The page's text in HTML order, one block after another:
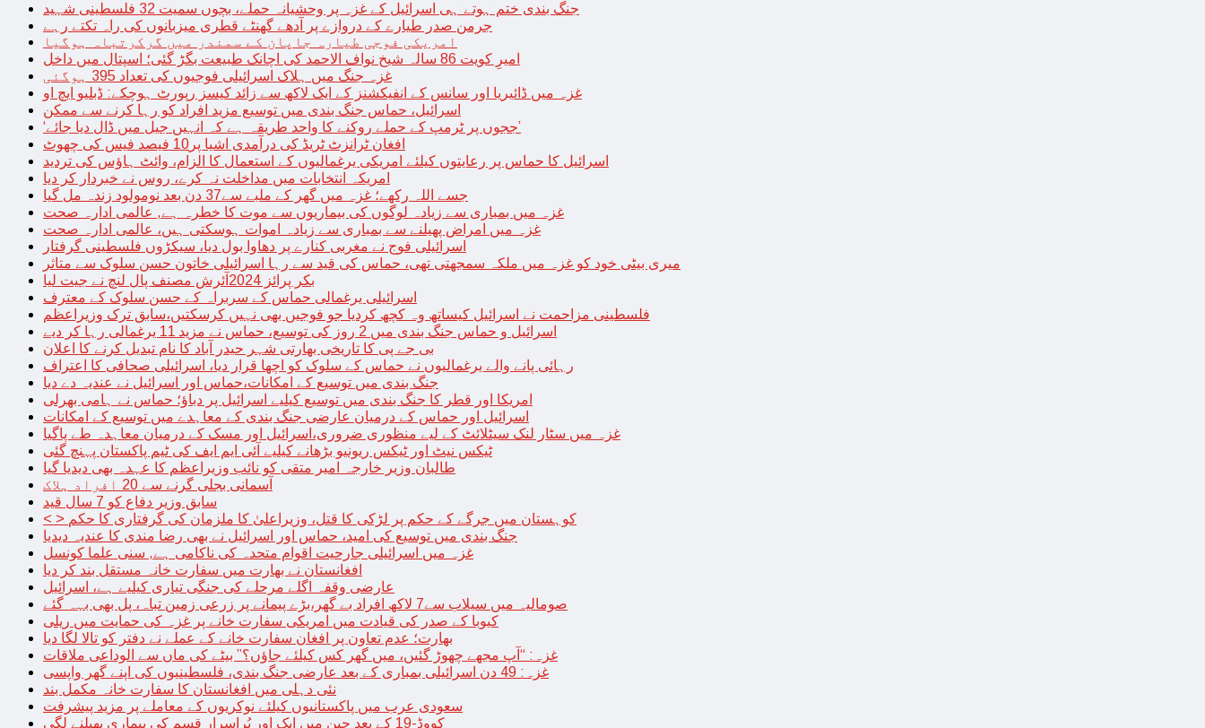
جنگ بندی ختم ہوتے ہی اسرائیل کے غزہ پر وحشیانہ حملے، بچوں سمیت 32 فلسطینی شہید
جرمن صدر طیارے کے دروازے پر آدھے گھنٹے قطری میزبانوں کی راہ تکتے رہے
امریکی فوجی طیارہ جاپان کے سمندر میں گرکرتباہ ہوگیا
امیرِ کویت 86 سالہ شیخ نواف الاحمد کی اچانک طبیعت بگڑ گئی؛ اسپتال میں داخل
غزہ جنگ میں ہلاک اسرائیلی فوجیوں کی تعداد 395 ہوگئی
غزہ میں ڈائیریا اور سانس کے انفیکشنز کے ایک لاکھ سے زائد کیسز رپورٹ ہوچکے: ڈبلیو ایچ او
اسرائیل، حماس جنگ بندی میں توسیع مزید افراد کو رہا کرنے سے ممکن
‘ججوں پر ٹرمپ کے حملے روکنے کا واحد طریقہ ہے کہ انہیں جیل میں ڈال دیا جائے’
افغان ٹرانزٹ ٹریڈ کی درآمدی اشیا پر10 فیصد فیس کی چھوٹ
اسرائیل کا حماس پر رعایتوں کیلئے امریکی یرغمالیوں کے استعمال کا الزام، وائٹ ہاؤس کی تردید
امریکہ انتخابات میں مداخلت نہ کرے، روس نے خبردار کر دیا
جسے اللہ رکھے؛ غزہ میں گھر کے ملبے سے37 دن بعد نومولود زندہ مل گیا
غزہ میں بمباری سے زیادہ لوگوں کی بیماریوں سے موت کا خطرہ ہے, عالمی ادارہ صحت
غزہ میں امراض پھیلنے سے بمباری سے زیادہ اموات ہوسکتی ہیں، عالمی ادارہ صحت
اسرائیلی فوج نے مغربی کنارے پر دھاوا بول دیا، سیکڑوں فلسطینی گرفتار
میری بیٹی خود کو غزہ میں ملکہ سمجھتی تھی، حماس کی قید سے رہا اسرائیلی خاتون حسن سلوک سے متاثر
بکر پرائز 2024آئرش مصنف پال لنچ نے جیت لیا
اسرائیلی یرغمالی حماس کے سربراہ کے حسن سلوک کے معترف
فلسطینی مزاحمت نے اسرائیل کیساتھ وہ کچھ کردیا جو فوجیں بھی نہیں کرسکتیں،سابق ترک وزیراعظم
اسرائیل و حماس جنگ بندی میں 2 روز کی توسیع، حماس نے مزید 11 یرغمالی رہا کر دیے
بی جے پی کا تاریخی بھارتی شہر حیدر آباد کا نام تبدیل کرنے کا اعلان
رہائی پانے والے یرغمالیوں نے حماس کے سلوک کو اچھا قرار دیا، اسرائیلی صحافی کا اعتراف
جنگ بندی میں توسیع کے امکانات،حماس اور اسرائیل نے عندیہ دے دیا
امریکا اور قطر کا جنگ بندی میں توسیع کیلیے اسرائیل پر دباؤ؛ حماس نے ہامی بھرلی
اسرائیل اور حماس کے درمیان عارضی جنگ بندی کے معاہدے میں توسیع کے امکانات
غزہ میں سٹار لنک سیٹلائٹ کے لیے منظوری ضروری،اسرائیل اور مسک کے درمیان معاہدہ طے پاگیا
ٹیکس نیٹ اور ٹیکس ریونیو بڑھانے کیلیے آئی ایم ایف کی ٹیم پاکستان پہنچ گئی
طالبان وزیر خارجہ امیر متقی کو نائب وزیراعظم کا عہدہ بھی دیدیا گیا
آسمانی بجلی گرنے سے 20 افراد ہلاک
سابق وزیر دفاع کو 7 سال قید
< > کوہستان میں جرگے کے حکم پر لڑکی کا قتل، وزیراعلیٰ کا ملزمان کی گرفتاری کا حکم
جنگ بندی میں توسیع کی امید، حماس اور اسرائیل نے بھی رضا مندی کا عندیہ دیدیا
غزہ میں اسرائیلی جارحیت اقوام متحدہ کی ناکامی ہے, سنی علما کونسل
افغانستان نے بھارت میں سفارت خانہ مستقل بند کر دیا
عارضی وقفہ اگلے مرحلے کی جنگی تیاری کیلیے ہے، اسرائیل
صومالیہ میں سیلاب سے7 لاکھ افراد بے گھر،بڑے پیمانے پر زرعی زمین تباہ، پل بھی بہہ گئے
کیوبا کے صدر کی قیادت میں امریکی سفارت خانے پر غزہ کی حمایت میں ریلی
بھارت؛ عدم تعاون پر افغان سفارت خانے کے عملے نے دفتر کو تالا لگا دیا
غزہ: “آپ مجھے چھوڑ گئیں، میں گھر کس کیلئے جاؤں؟” بیٹے کی ماں سے الوداعی ملاقات
غزہ: 49 دن اسرائیلی بمباری کے بعد عارضی جنگ بندی، فلسطینیوں کی اپنے گھر واپسی
نئی دہلی میں افغانستان کا سفارت خانہ مکمل بند
سعودی عرب میں پاکستانیوں کیلئے نوکریوں کے معاملے پر مزید پیشرفت
کووڈ-19 کے بعد چین میں ایک اور پُراسرار قسم کی بیماری پھیلنے لگی